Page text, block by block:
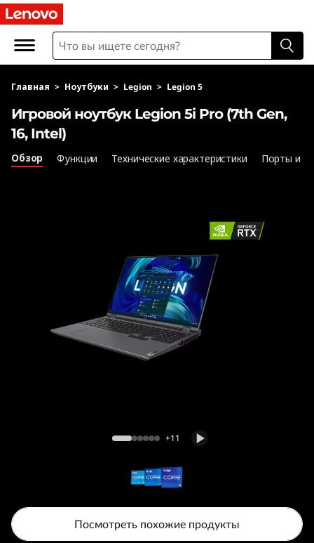
И
р
о
о
Главная > Ноутбуки > Legion > Legion 5
Игровой ноутбук Legion 5i Pro (7th Gen,
16, Intel)
Обзор Функции Технические характеристики Порты и
+11
Посмотреть похожие продукты